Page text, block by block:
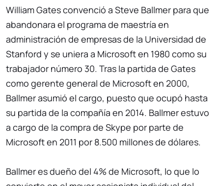
William Gates convenció a Steve Ballmer para que
abandonara el programa de maestría en
administración de empresas de la Universidad de
Stanford y se uniera a Microsoft en 1980 como su
trabajador número 30. Tras la partida de Gates
como gerente general de Microsoft en 2000,
Ballmer asumió el cargo, puesto que ocupó hasta
su partida de la compañía en 2014. Ballmer estuvo
a cargo de la compra de Skype por parte de
Microsoft en 2011 por 8.500 millones de dólares.
Ballmer es dueño del 4% de Microsoft, lo que lo